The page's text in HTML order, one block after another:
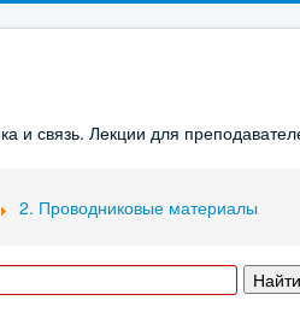
связь. Лекции для
2. Проводниковые материалы